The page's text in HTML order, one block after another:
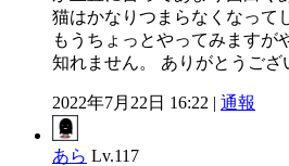
猫はかなりつまらなくなって
もうちょっとやってみますが
知れません。 ありがとうござ
2022年7月22日 16:22 | 通報
あら Lv.117